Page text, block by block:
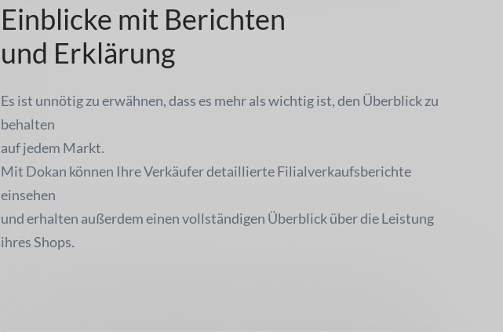
Einblicke mit Berichten
und Erklärung
Es ist unnötig zu erwähnen, dass es mehr als wichtig ist, den Überblick zu
behalten
auf jedem Markt.
Mit Dokan können Ihre Verkäufer detaillierte Filialverkaufsberichte
einsehen
und erhalten außerdem einen vollständigen Überblick über die Leistung
ihres Shops.